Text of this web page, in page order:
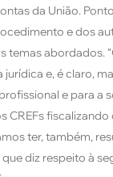
da União.
e dos
temas abordados.
jurídica e, é claro,
e para a
CREFs fiscalizando
ter, também,
diz respeito à